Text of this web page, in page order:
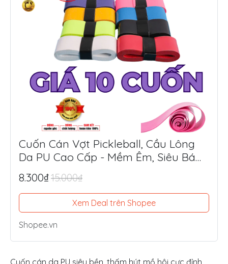
Cuốn Cán Vợt Pickleball, Cầu Lông
Da PU Cao Cấp - Mềm Êm, Siêu Bám
Tay, Chống Trượt Tối Ưu
8.300₫15.000₫
Xem Deal trên Shopee
Shopee.vn